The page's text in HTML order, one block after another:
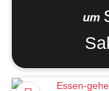
um